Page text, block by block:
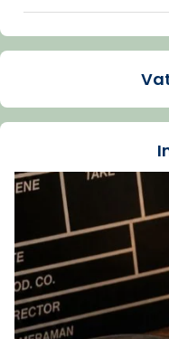
Arquebisbat
La Carmina va
dos mesos, a
Recupera
tican News 👇
07/carmina-
espana-testimoni...
Foto